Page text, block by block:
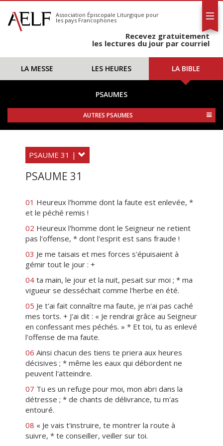
S'abonner
Calendrier
Association Épiscopale Liturgique pour
les pays Francophones
Recevez gratuitement
les lectures du jour par courriel
LA MESSE LES HEURES LA BIBLE
PSAUMES
AUTRES PSAUMES
PSAUME 31 |
PSAUME 31
01 Heureux l'homme dont la faute est enlevée, *
et le péché remis !
02 Heureux l'homme dont le Seigneur ne retient
pas l'offense, * dont l'esprit est sans fraude !
03 Je me taisais et mes forces s'épuisaient à
gémir tout le jour : +
04 ta main, le jour et la nuit, pesait sur moi ; * ma
vigueur se desséchait comme l'herbe en été.
05 Je t'ai fait connaître ma faute, je n'ai pas caché
mes torts. + J'ai dit : « Je rendrai grâce au Seigneur
en confessant mes péchés. » * Et toi, tu as enlevé
l'offense de ma faute.
06 Ainsi chacun des tiens te priera aux heures
décisives ; * même les eaux qui débordent ne
peuvent l'atteindre.
07 Tu es un refuge pour moi, mon abri dans la
détresse ; * de chants de délivrance, tu m'as
entouré.
08 « Je vais t'instruire, te montrer la route à
suivre, * te conseiller, veiller sur toi.